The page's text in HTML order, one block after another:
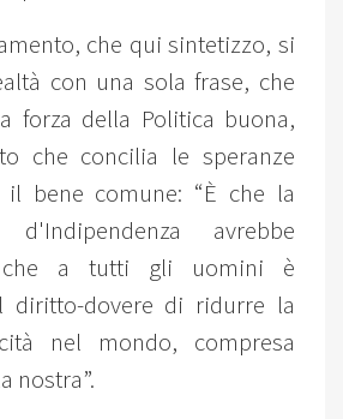
che qui sintetizzo, si
con una sola frase, che
forza della Politica buona,
che concilia le speranze
il bene comune: “È che la
d'Indipendenza avrebbe
a tutti gli uomini è
diritto-dovere di ridurre la
nel mondo, compresa
nostra”.